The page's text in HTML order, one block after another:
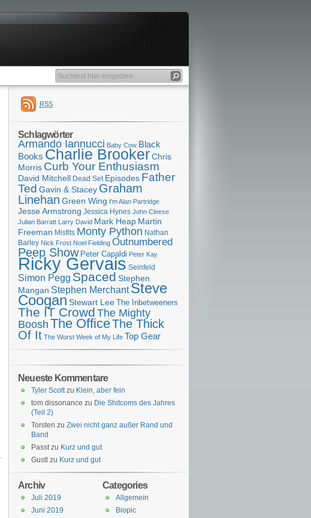
RSS
Schlagwörter
Armando Iannucci Baby Cow Black
Books Charlie BrookerChris
Morris Curb Your Enthusiasm
David Mitchell Dead Set Episodes Father
Ted Gavin & Stacey Graham
Linehan Green Wing I'm Alan Partridge
Jesse Armstrong Jessica Hynes John Cleese
Julian Barratt Larry David Mark Heap Martin
Freeman Misfits Monty Python Nathan
Barley Nick Frost Noel Fielding Outnumbered
Peep Show Peter Capaldi Peter Kay
Ricky Gervais Seinfeld
Simon Pegg Spaced Stephen
Mangan Stephen Merchant Steve
CooganStewart Lee The Inbetweeners
The IT Crowd The Mighty
Boosh The OfficeThe Thick
Of It The Worst Week of My Life Top Gear
Neueste Kommentare
Tyler Scottzu Klein, aber fein
tom dissonance zu Die Shitcoms des Jahres
(Teil 2)
Torsten zu Zwei nicht ganz außer Rand und
Band
Passtzu Kurz und gut
Gustl zu Kurz und gut
Categories
Allgemein
Biopic
Archiv
Juli 2019
Juni 2019